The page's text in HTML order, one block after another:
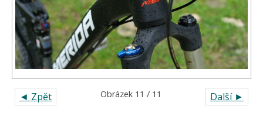
◄ Zpět Další ►
Obrázek 11 / 11